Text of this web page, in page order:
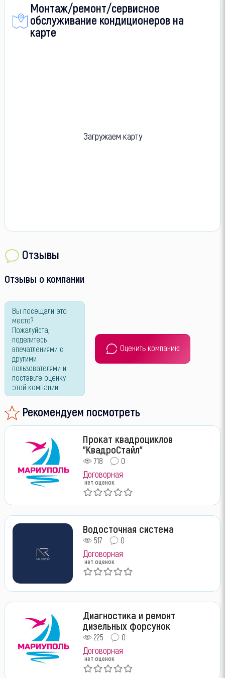
Монтаж/ремонт/сервисное
обслуживание кондиционеров на
карте
Загружаем карту
Отзывы
Отзывы о компании
Вы посещали это
место?
Пожалуйста,
поделитесь
впечатлениями с
другими
пользователями и
поставьте оценку
этой компании.
Оценить компанию
Рекомендуем посмотреть
Прокат квадроциклов
"КвадроСтайл"
718 0
Договорная
нет оценок
Водосточная система
517 0
Договорная
нет оценок
Диагностика и ремонт
дизельных форсунок
225 0
Договорная
нет оценок